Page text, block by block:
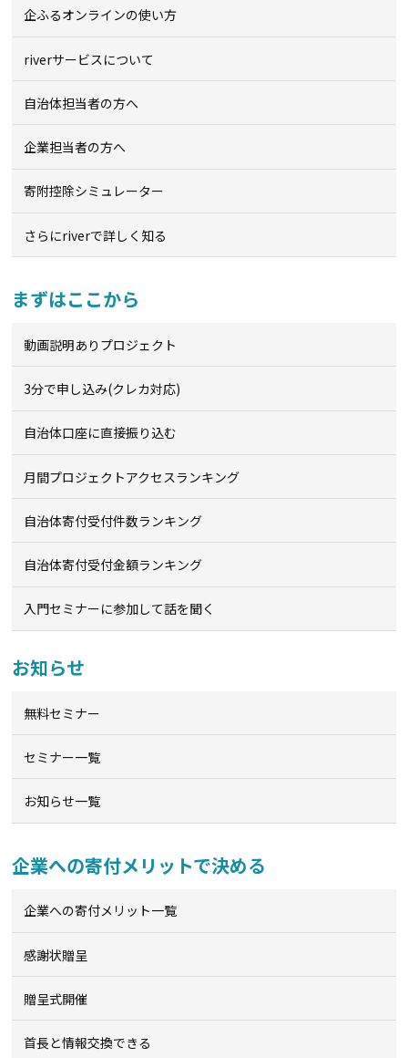
企ふるオンラインの使い方
riverサービスについて
自治体担当者の方へ
企業担当者の方へ
寄附控除シミュレーター
さらにriverで詳しく知る
まずはここから
動画説明ありプロジェクト
3分で申し込み(クレカ対応)
自治体口座に直接振り込む
月間プロジェクトアクセスランキング
自治体寄付受付件数ランキング
自治体寄付受付金額ランキング
入門セミナーに参加して話を聞く
お知らせ
無料セミナー
セミナー一覧
お知らせ一覧
企業への寄付メリットで決める
企業への寄付メリット一覧
感謝状贈呈
贈呈式開催
首長と情報交換できる